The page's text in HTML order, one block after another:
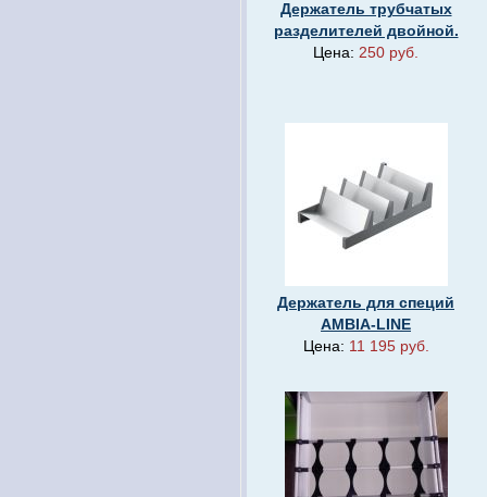
Держатель трубчатых
разделителей двойной.
Цена: 250 руб.
Держатель для специй
AMBIA-LINE
Цена: 11 195 руб.